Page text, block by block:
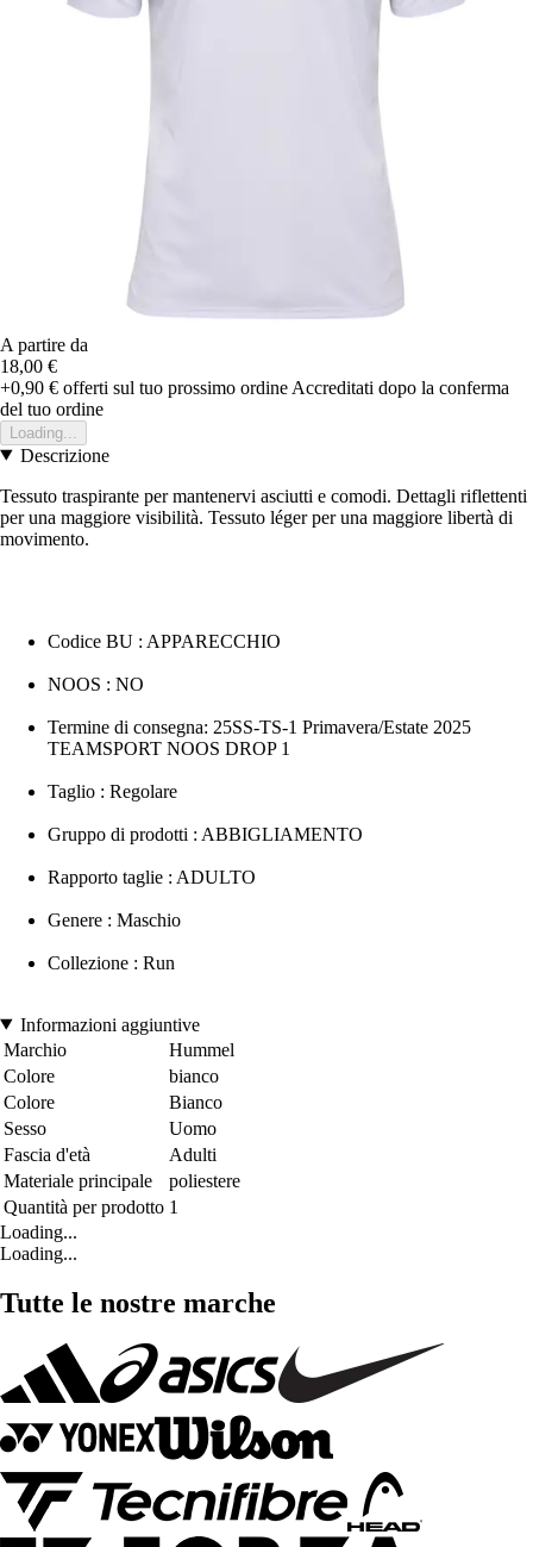
A partire da
18,00 €
+0,90 € offerti sul tuo prossimo ordine Accreditati dopo la conferma
del tuo ordine
Loading...
Descrizione
Tessuto traspirante per mantenervi asciutti e comodi. Dettagli riflettenti
per una maggiore visibilità. Tessuto léger per una maggiore libertà di
movimento.
Codice BU : APPARECCHIO
NOOS : NO
Termine di consegna: 25SS-TS-1 Primavera/Estate 2025
TEAMSPORT NOOS DROP 1
Taglio : Regolare
Gruppo di prodotti : ABBIGLIAMENTO
Rapporto taglie : ADULTO
Genere : Maschio
Collezione : Run
Informazioni aggiuntive
Marchio
Hummel
Colore
bianco
Colore
Bianco
Sesso
Uomo
Fascia d'età
Adulti
Materiale principale
poliestere
Quantità per prodotto 1
Loading...
Loading...
Tutte le nostre marche